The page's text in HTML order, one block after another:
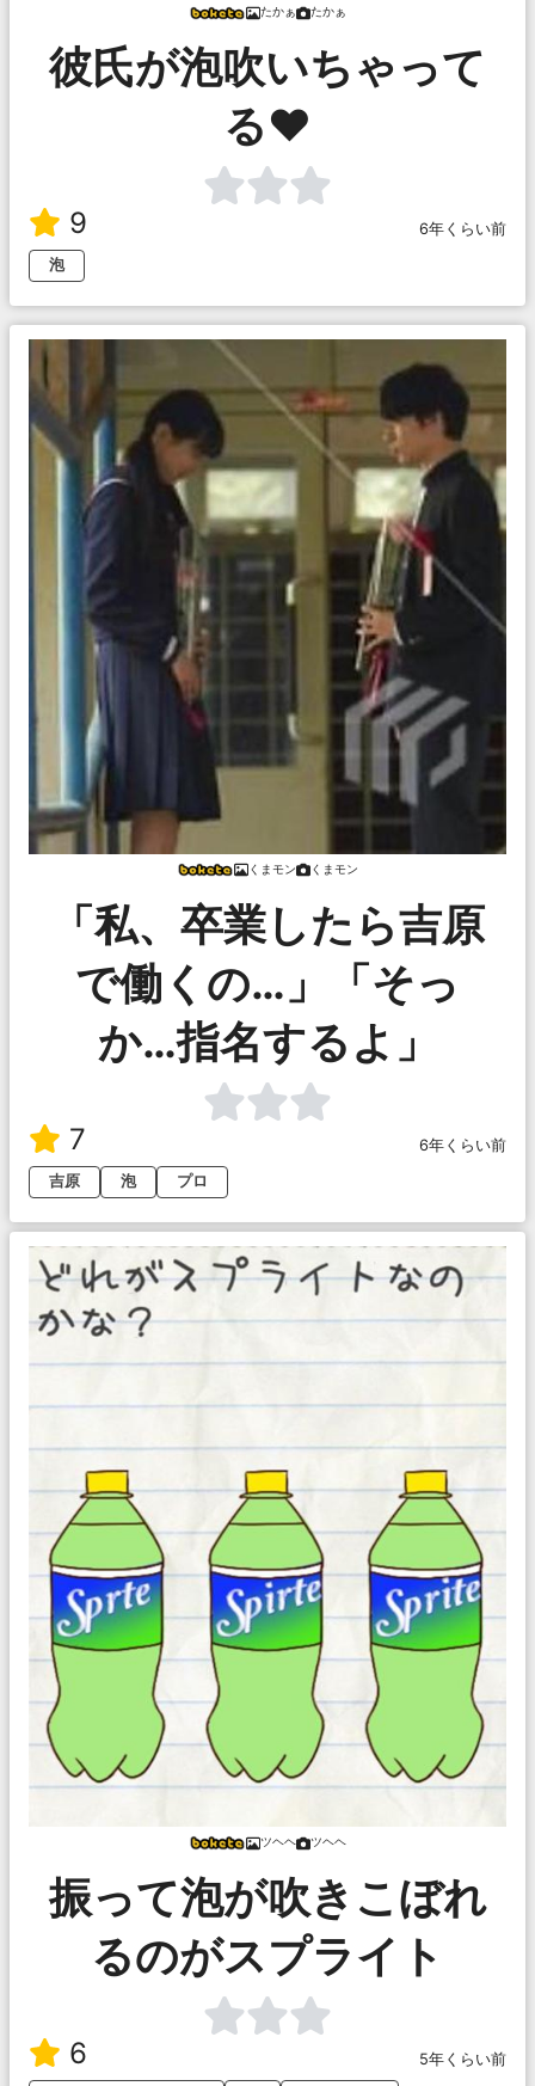
たかぁ たかぁ
彼氏が泡吹いちゃって
る❤️
9
6年くらい前
泡
くまモン くまモン
「私、卒業したら吉原
で働くの…」「そっ
か…指名するよ」
7
6年くらい前
吉原
泡 プロ
ツヘヘ ツヘヘ
振って泡が吹きこぼれ
るのがスプライト
6 5年くらい前